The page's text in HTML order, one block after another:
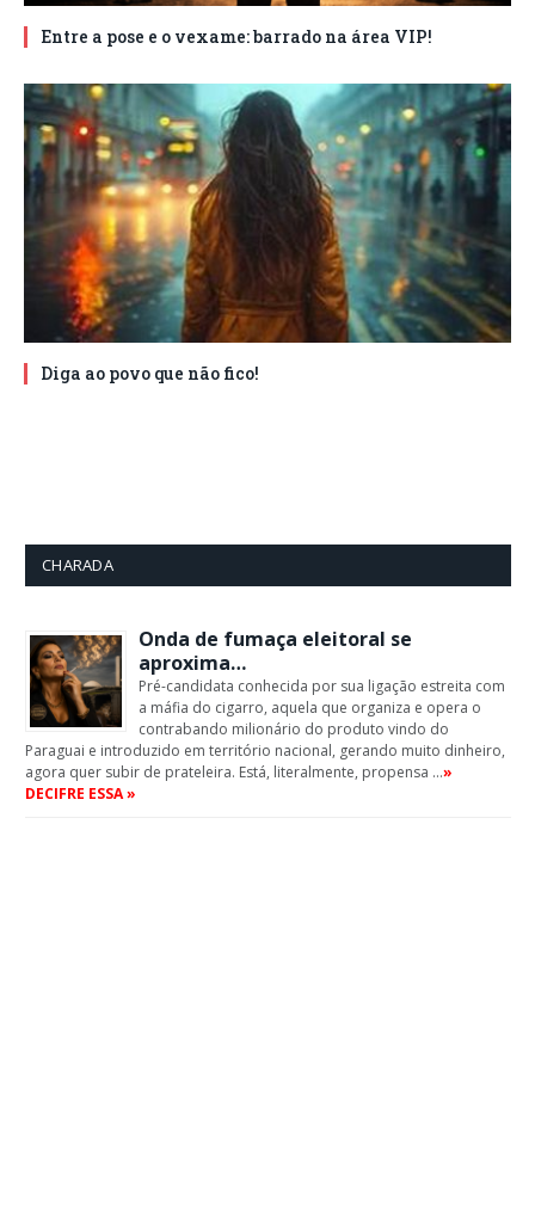
Entre a pose e o vexame: barrado na área VIP!
Diga ao povo que não fico!
CHARADA
Onda de fumaça eleitoral se
aproxima…
Pré-candidata conhecida por sua ligação estreita com
a máfia do cigarro, aquela que organiza e opera o
contrabando milionário do produto vindo do
Paraguai e introduzido em território nacional, gerando muito dinheiro,
agora quer subir de prateleira. Está, literalmente, propensa …»
DECIFRE ESSA »